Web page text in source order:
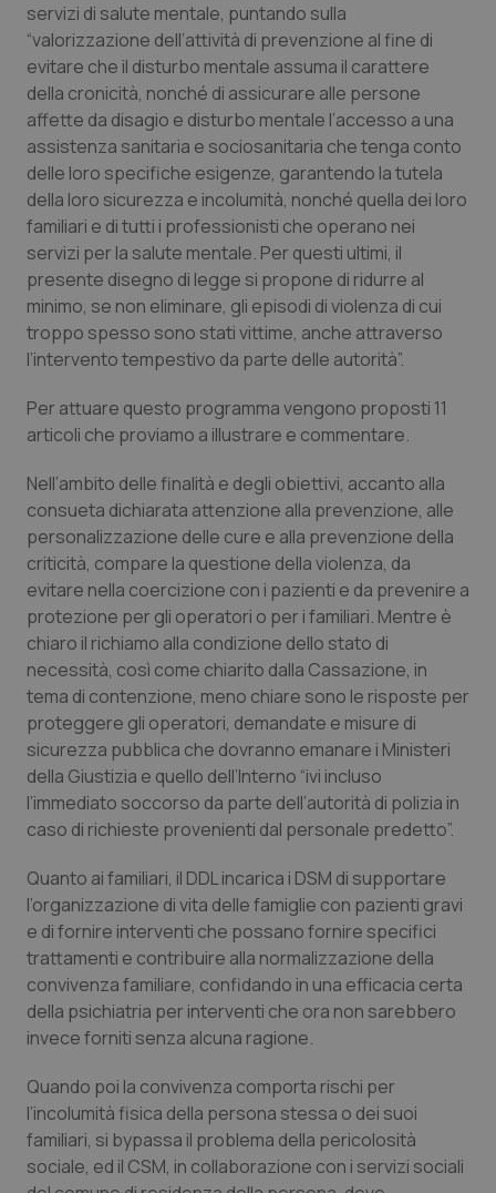
Emilia-Romagna
Friuli Venezia Giulia
Lazio
Liguria
Lombardia
Marche
Molise
Piemonte
Provincia Autonoma di Bolzano
Provincia Autonoma di Trento
Puglia
Sardegna
Sicilia
Toscana
Umbria
Valle D’Aosta
Veneto
Colesterolo & coronaropatie
Dermatite Atopica
Diabete & glucometri
Disturbi dell’umore
Dolore
Donna & Salute
Epatiti
HIV
Infezioni & Febbre
Ipertensione & Scompenso
Malattie rare
Malattia di Crohn & Rettocolite Ulcerosa
Neuroscienze & patologie neurodegenerative
Obesità
Oftalmologia
Oncodermatologia
Oncoematologia
Oncologia & Nutrizione
Quotidiano Cardiologia
Quotidiano Chirurgia
servizi di salute mentale, puntando sulla
“valorizzazione dell’attività di prevenzione al fine di
evitare che il disturbo mentale assuma il carattere
della cronicità, nonché di assicurare alle persone
affette da disagio e disturbo mentale l’accesso a una
assistenza sanitaria e sociosanitaria che tenga conto
delle loro specifiche esigenze, garantendo la tutela
della loro sicurezza e incolumità, nonché quella dei loro
familiari e di tutti i professionisti che operano nei
servizi per la salute mentale. Per questi ultimi, il
presente disegno di legge si propone di ridurre al
minimo, se non eliminare, gli episodi di violenza di cui
troppo spesso sono stati vittime, anche attraverso
l’intervento tempestivo da parte delle autorità”.
Per attuare questo programma vengono proposti 11
articoli che proviamo a illustrare e commentare.
Nell’ambito delle finalità e degli obiettivi, accanto alla
consueta dichiarata attenzione alla prevenzione, alle
personalizzazione delle cure e alla prevenzione della
criticità, compare la questione della violenza, da
evitare nella coercizione con i pazienti e da prevenire a
protezione per gli operatori o per i familiari. Mentre è
chiaro il richiamo alla condizione dello stato di
necessità, così come chiarito dalla Cassazione, in
tema di contenzione, meno chiare sono le risposte per
proteggere gli operatori, demandate e misure di
sicurezza pubblica che dovranno emanare i Ministeri
della Giustizia e quello dell’Interno “ivi incluso
l’immediato soccorso da parte dell’autorità di polizia in
caso di richieste provenienti dal personale predetto”.
Quanto ai familiari, il DDL incarica i DSM di supportare
l’organizzazione di vita delle famiglie con pazienti gravi
e di fornire interventi che possano fornire specifici
trattamenti e contribuire alla normalizzazione della
convivenza familiare, confidando in una efficacia certa
della psichiatria per interventi che ora non sarebbero
invece forniti senza alcuna ragione.
Quando poi la convivenza comporta rischi per
l’incolumità fisica della persona stessa o dei suoi
familiari, si bypassa il problema della pericolosità
sociale, ed il CSM, in collaborazione con i servizi sociali